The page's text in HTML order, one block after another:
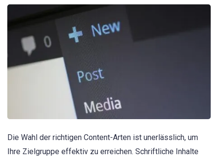
Die Wahl der richtigen Content-Arten ist unerlässlich, um
Ihre Zielgruppe effektiv zu erreichen. Schriftliche Inhalte